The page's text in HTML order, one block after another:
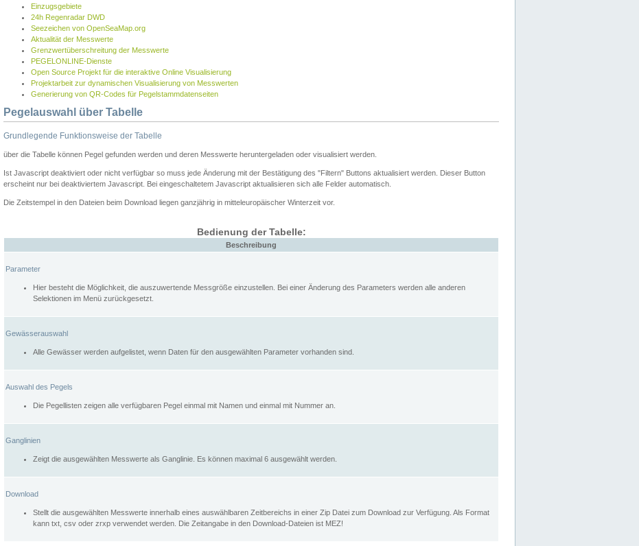
Einzugsgebiete
24h Regenradar DWD
Seezeichen von OpenSeaMap.org
Aktualität der Messwerte
Grenzwertüberschreitung der Messwerte
PEGELONLINE-Dienste
Open Source Projekt für die interaktive Online Visualisierung
Projektarbeit zur dynamischen Visualisierung von Messwerten
Generierung von QR-Codes für Pegelstammdatenseiten
Pegelauswahl über Tabelle
Grundlegende Funktionsweise der Tabelle
über die Tabelle können Pegel gefunden werden und deren Messwerte heruntergeladen oder visualisiert werden.
Ist Javascript deaktiviert oder nicht verfügbar so muss jede Änderung mit der Bestätigung des "Filtern" Buttons aktualisiert werden. Dieser Button
erscheint nur bei deaktiviertem Javascript. Bei eingeschaltetem Javascript aktualisieren sich alle Felder automatisch.
Die Zeitstempel in den Dateien beim Download liegen ganzjährig in mitteleuropäischer Winterzeit vor.
Bedienung der Tabelle:
Beschreibung
Parameter
Hier besteht die Möglichkeit, die auszuwertende Messgröße einzustellen. Bei einer Änderung des Parameters werden alle anderen
Selektionen im Menü zurückgesetzt.
Gewässerauswahl
Alle Gewässer werden aufgelistet, wenn Daten für den ausgewählten Parameter vorhanden sind.
Auswahl des Pegels
Die Pegellisten zeigen alle verfügbaren Pegel einmal mit Namen und einmal mit Nummer an.
Ganglinien
Zeigt die ausgewählten Messwerte als Ganglinie. Es können maximal 6 ausgewählt werden.
Download
Stellt die ausgewählten Messwerte innerhalb eines auswählbaren Zeitbereichs in einer Zip Datei zum Download zur Verfügung. Als Format
kann txt, csv oder zrxp verwendet werden. Die Zeitangabe in den Download-Dateien ist MEZ!